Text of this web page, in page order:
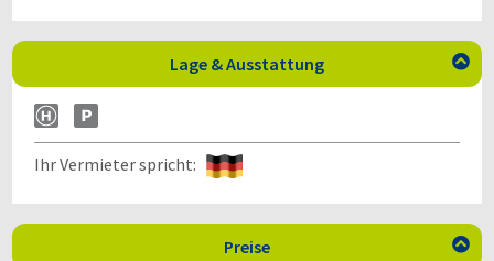
Lage & Ausstattung 
Ihr Vermieter spricht:
Preise 